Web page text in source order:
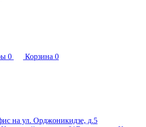
0 Корзина 0
на ул. Орджоникидзе, д.5